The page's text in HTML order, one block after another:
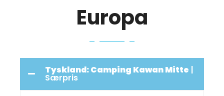
Europa
Tyskland: Camping Kawan Mitte |
Særpris